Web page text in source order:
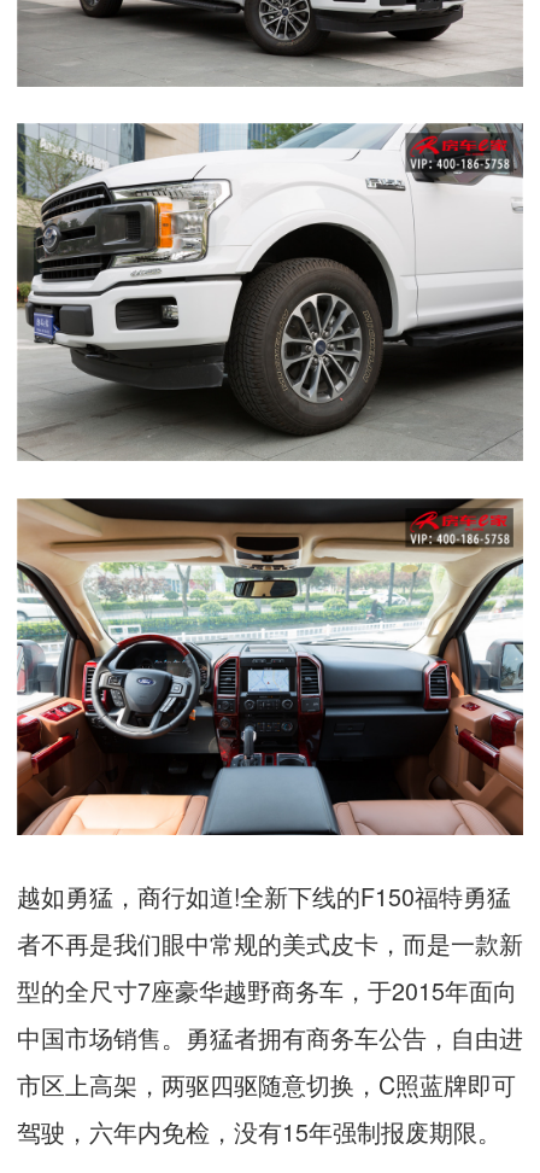
越如勇猛，商行如道!全新下线的F150福特勇猛
者不再是我们眼中常规的美式皮卡，而是一款新
型的全尺寸7座豪华越野商务车，于2015年面向
中国市场销售。勇猛者拥有商务车公告，自由进
市区上高架，两驱四驱随意切换， C照蓝牌即可
驾驶，六年内免检，没有15年强制报废期限。